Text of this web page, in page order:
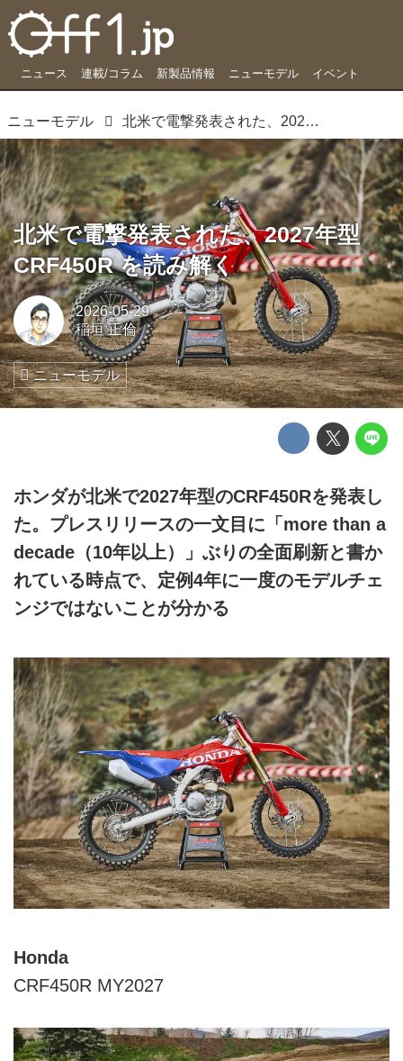
ニュース 連載/コラム 新製品情報 ニューモデル イベント
ニューモデル 北米で電撃発表された、2027年型 CRF450R を読み解く
北米で電撃発表された、2027年型
CRF450R を読み解く
2026-05-29
稲垣 正倫
ニューモデル
ホンダが北米で2027年型のCRF450Rを発表し
た。プレスリリースの一文目に「more than a
decade（10年以上）」ぶりの全面刷新と書か
れている時点で、定例4年に一度のモデルチェ
ンジではないことが分かる
Honda
CRF450R MY2027